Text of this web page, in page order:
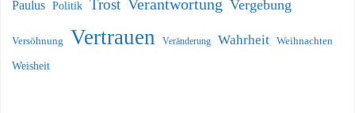
Paulus Politik Trost Verantwortung Vergebung
Versöhnung Vertrauen Veränderung Wahrheit Weihnachten
Weisheit